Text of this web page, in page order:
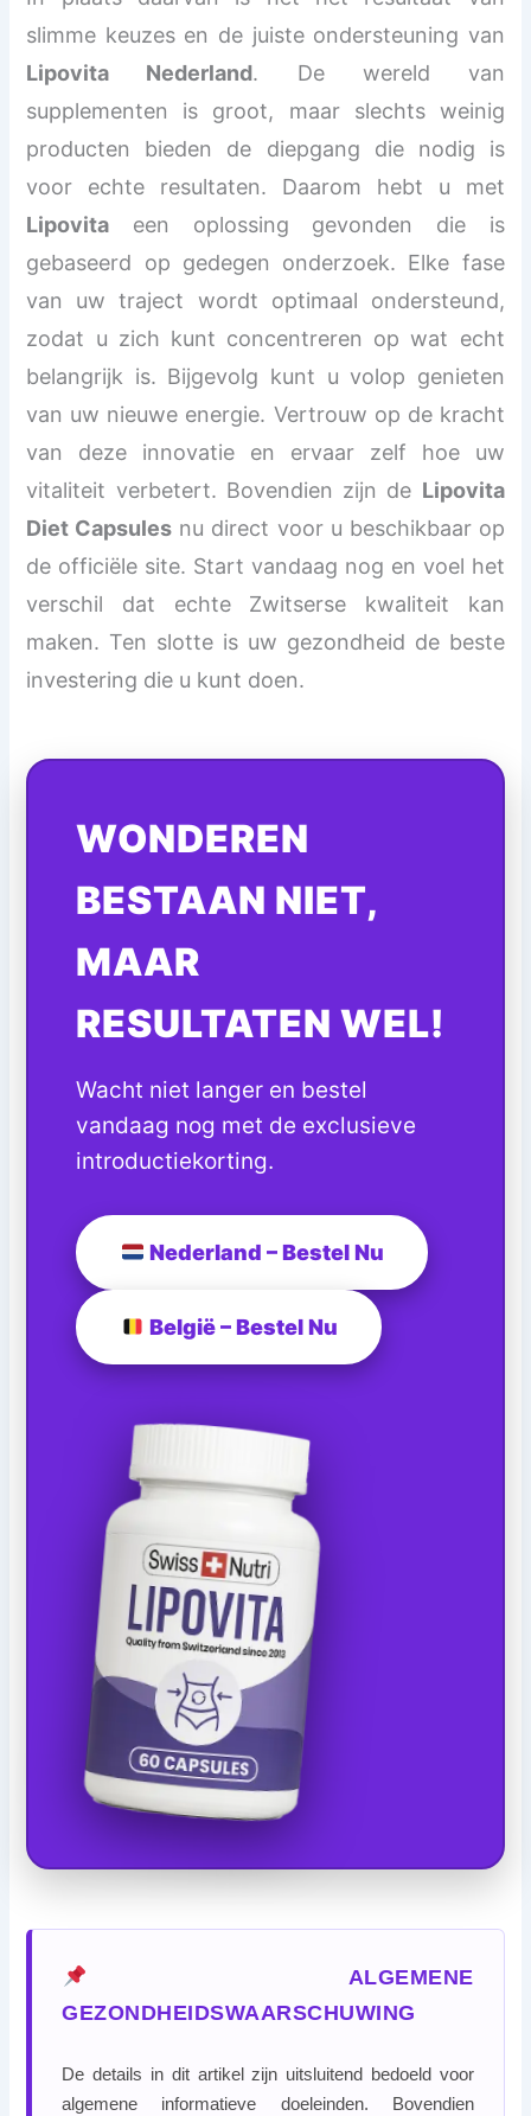
slimme keuzes en de juiste ondersteuning van
Lipovita Nederland. De wereld van
supplementen is groot, maar slechts weinig
producten bieden de diepgang die nodig is
voor echte resultaten. Daarom hebt u met
Lipovita een oplossing gevonden die is
gebaseerd op gedegen onderzoek. Elke fase
van uw traject wordt optimaal ondersteund,
zodat u zich kunt concentreren op wat echt
belangrijk is. Bijgevolg kunt u volop genieten
van uw nieuwe energie. Vertrouw op de kracht
van deze innovatie en ervaar zelf hoe uw
vitaliteit verbetert. Bovendien zijn de Lipovita
Diet Capsules nu direct voor u beschikbaar op
de officiële site. Start vandaag nog en voel het
verschil dat echte Zwitserse kwaliteit kan
maken. Ten slotte is uw gezondheid de beste
investering die u kunt doen.
WONDEREN
BESTAAN NIET,
MAAR
RESULTATEN WEL!
Wacht niet langer en bestel
vandaag nog met de exclusieve
introductiekorting.
Nederland – Bestel Nu
België – Bestel Nu
ALGEMENE
GEZONDHEIDSWAARSCHUWING
De details in dit artikel zijn uitsluitend bedoeld voor
algemene informatieve doeleinden. Bovendien